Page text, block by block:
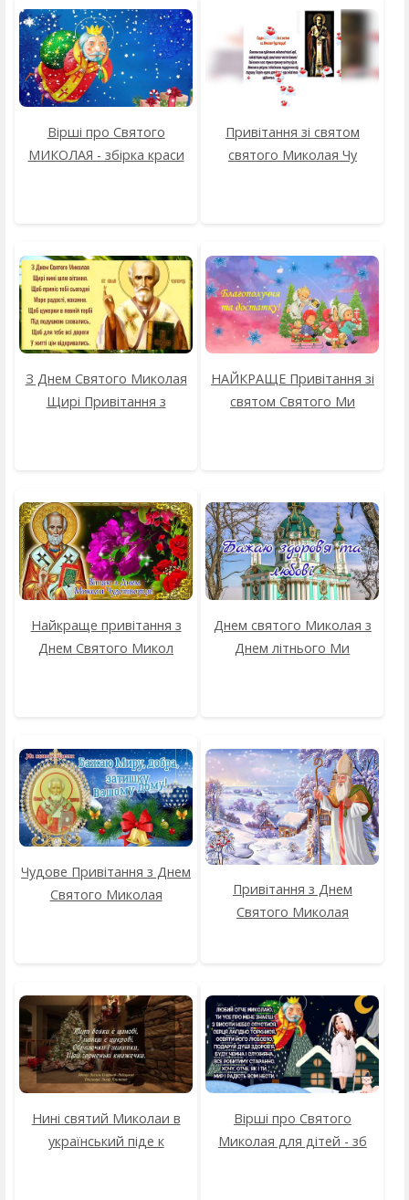
Вірші про Святого
МИКОЛАЯ - збірка краси
Привітання зі святом
святого Миколая Чу
З Днем Святого Миколая
Щирі Привітання з
НАЙКРАЩЕ Привітання зі
святом Святого Ми
Найкраще привітання з
Днем Святого Микол
Днем святого Миколая з
Днем літнього Ми
Чудове Привітання з Днем
Святого Миколая
Привітання з Днем
Святого Миколая
Нині святий Миколаи в
український піде к
Вірші про Святого
Миколая для дітей - зб